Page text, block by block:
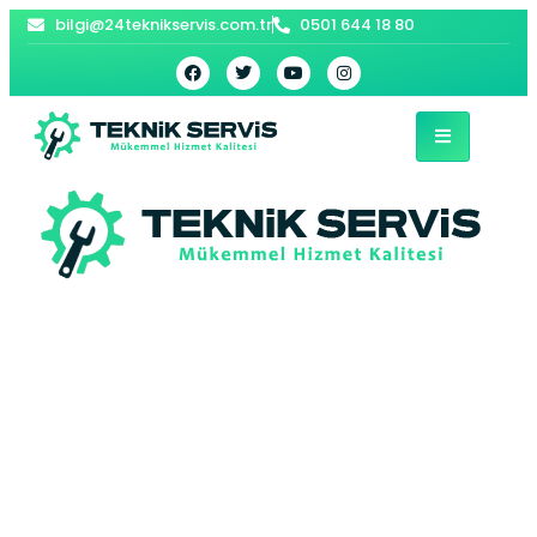
bilgi@24teknikservis.com.tr 0501 644 18 80